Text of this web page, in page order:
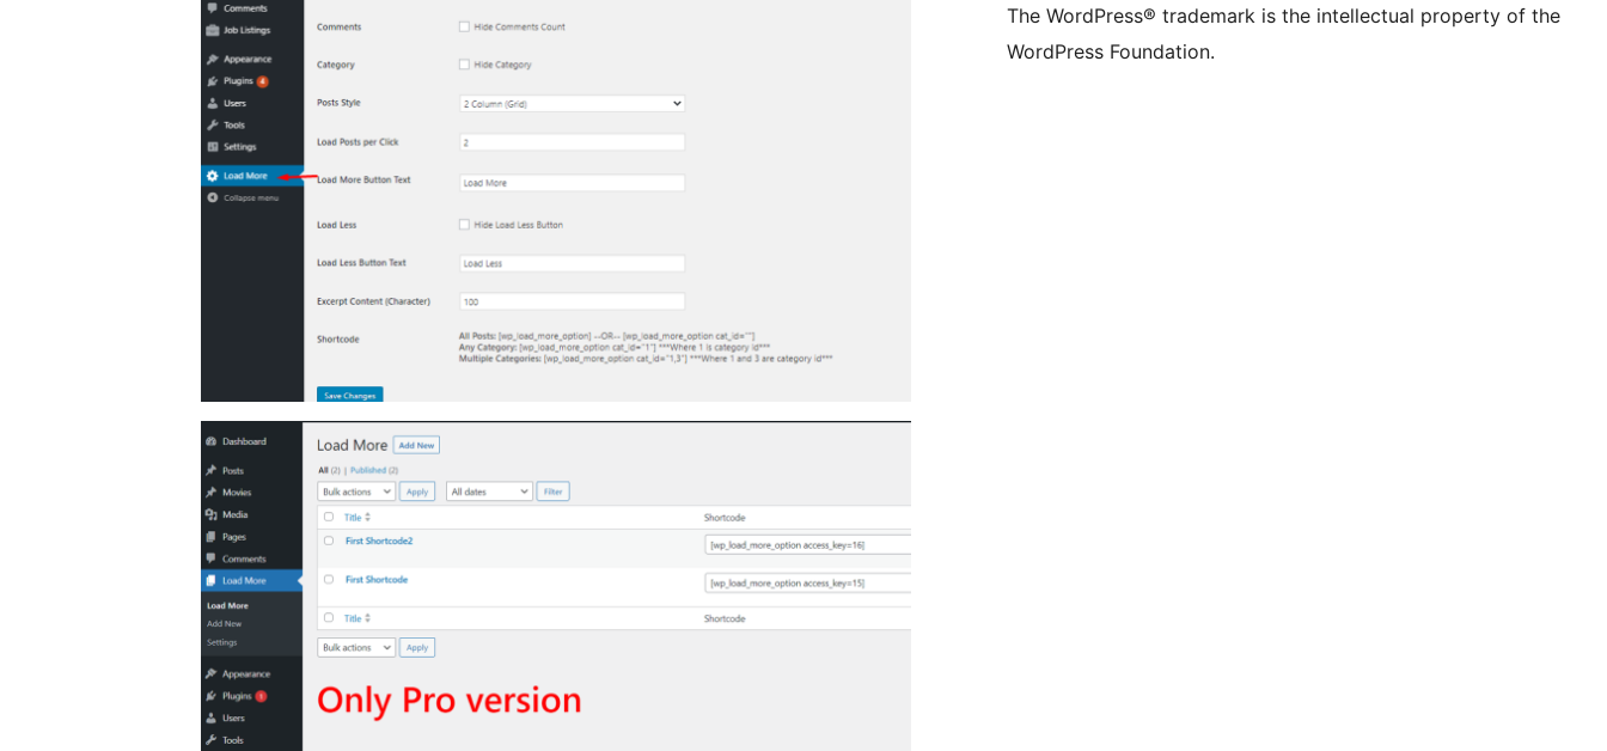
The WordPress® trademark is the intellectual property of the
WordPress Foundation.